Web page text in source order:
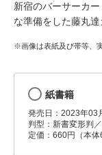
新宿のバーサーカ
な準備をした藤丸達
※画像は表紙及び帯等、
紙書籍
発売日：2023年03
判型：新書変形判
定価：660円（本体